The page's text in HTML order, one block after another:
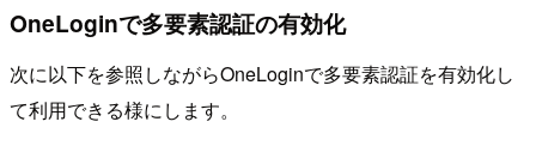
OneLoginで多要素認証の有効化
次に以下を参照しながらOneLoginで多要素認証を有効化し
て利用できる様にします。